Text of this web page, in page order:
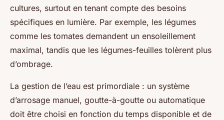
cultures, surtout en tenant compte des besoins
spécifiques en lumière. Par exemple, les légumes
comme les tomates demandent un ensoleillement
maximal, tandis que les légumes-feuilles tolèrent plus
d’ombrage.
La gestion de l’eau est primordiale : un système
d’arrosage manuel, goutte-à-goutte ou automatique
doit être choisi en fonction du temps disponible et de